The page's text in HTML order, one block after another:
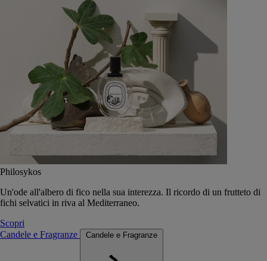
Philosykos
Un'ode all'albero di fico nella sua interezza. Il ricordo di un frutteto di
fichi selvatici in riva al Mediterraneo.
Scopri
Candele e Fragranze
Candele e Fragranze